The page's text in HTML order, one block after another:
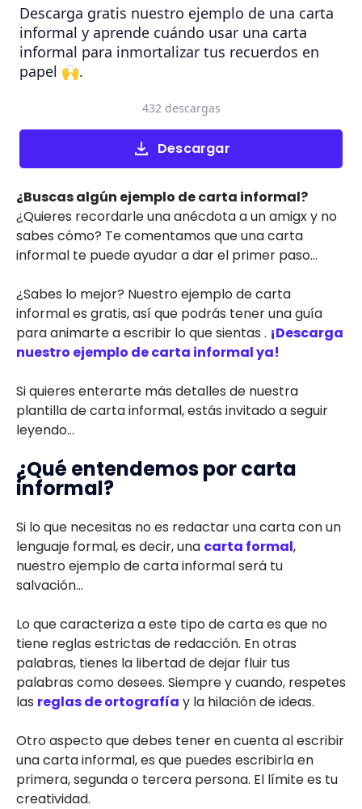
Descarga gratis nuestro ejemplo de una carta
informal y aprende cuándo usar una carta
informal para inmortalizar tus recuerdos en
papel 🙌.
Descargar
432 descargas
¿Buscas algún ejemplo de carta informal?
¿Quieres recordarle una anécdota a un amigx y no
sabes cómo? Te comentamos que una carta
informal te puede ayudar a dar el primer paso…
¿Sabes lo mejor? Nuestro ejemplo de carta
informal es gratis, así que podrás tener una guía
para animarte a escribir lo que sientas . ¡Descarga
nuestro ejemplo de carta informal ya!
Si quieres enterarte más detalles de nuestra
plantilla de carta informal, estás invitado a seguir
leyendo...
¿Qué entendemos por carta
informal?
Si lo que necesitas no es redactar una carta con un
lenguaje formal, es decir, una carta formal,
nuestro ejemplo de carta informal será tu
salvación...
Lo que caracteriza a este tipo de carta es que no
tiene reglas estrictas de redacción. En otras
palabras, tienes la libertad de dejar fluir tus
palabras como desees. Siempre y cuando, respetes
las reglas de ortografía y la hilación de ideas.
Otro aspecto que debes tener en cuenta al escribir
una carta informal, es que puedes escribirla en
primera, segunda o tercera persona. El límite es tu
creatividad.